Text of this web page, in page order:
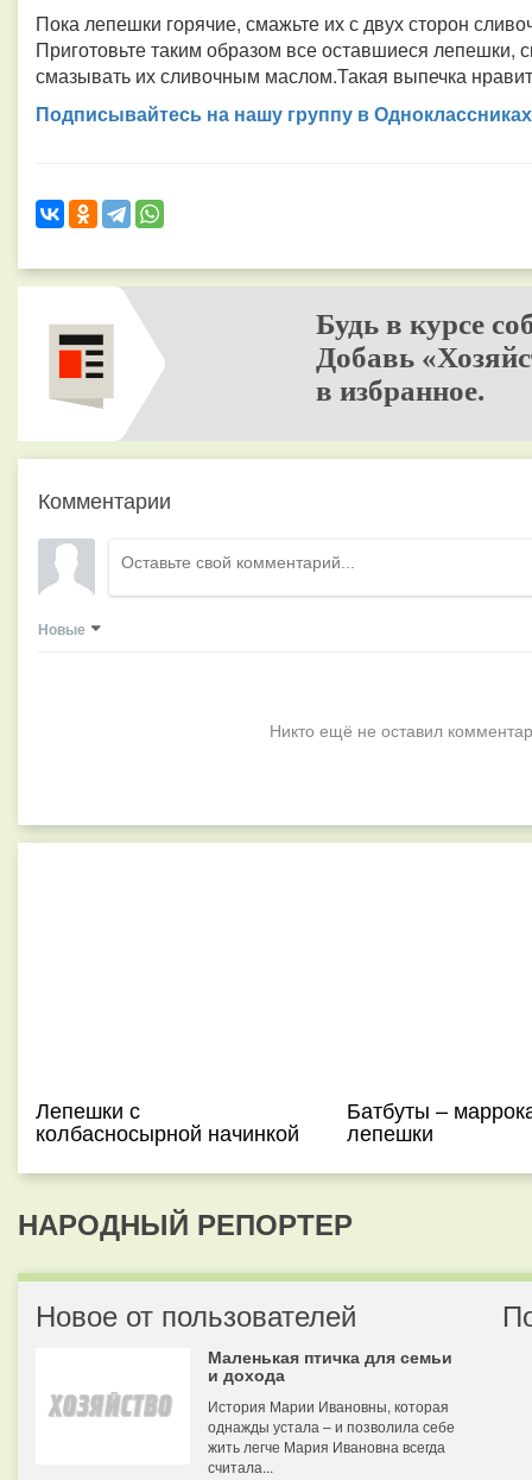
Пока лепешки горячие, смажьте их с двух сторон
Приготовьте таким образом все оставшиеся лепешки,
смазывать их сливочным маслом.Такая выпечка
Подписывайтесь на нашу группу в Одноклассниках
Будь в курсе
Добавь
в избранное.
Комментарии
Новые
Никто ещё не оставил
Лепешки с
колбасносырной начинкой
Батбуты –
лепешки
НАРОДНЫЙ РЕПОРТЕР
Новое от пользователей
Маленькая птичка для семьи
и дохода
История Марии Ивановны, которая
однажды устала – и позволила себе
жить легче Мария Ивановна всегда
считала...